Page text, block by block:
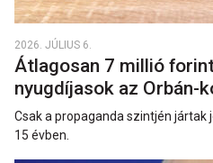
2026. JÚLIUS 6.
Átlagosan 7 millió
nyugdíjasok az Orbán-
Csak a propaganda szintjén jártak
15 évben.